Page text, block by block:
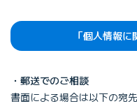
「個人情報
・郵送でのご相談
書面による場合は以下の宛